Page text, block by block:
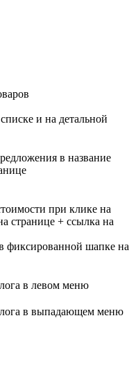
и на детальной
в название
при клике на
странице + ссылка на
фиксированной шапке на
в левом меню
в выпадающем меню